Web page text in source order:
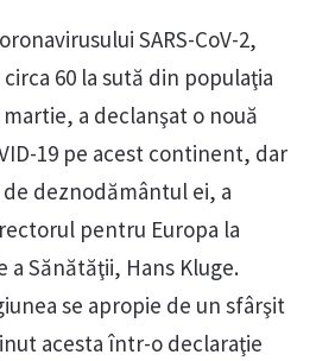
SARS-CoV-2,
60 la sută din populaţia
a declanşat o nouă
19 pe acest continent, dar
deznodământul ei, a
pentru Europa la
a Sănătăţii, Hans Kluge.
se apropie de un sfârşit
acesta într-o declaraţie